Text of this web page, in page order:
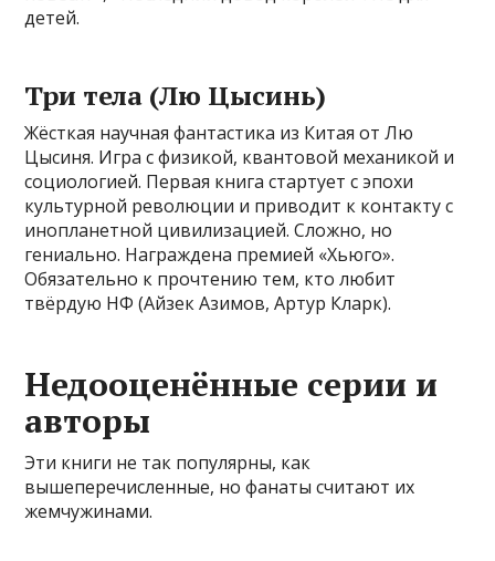
детей.
Три тела (Лю Цысинь)
Жёсткая научная фантастика из Китая от Лю
Цысиня. Игра с физикой, квантовой механикой и
социологией. Первая книга стартует с эпохи
культурной революции и приводит к контакту с
инопланетной цивилизацией. Сложно, но
гениально. Награждена премией «Хьюго».
Обязательно к прочтению тем, кто любит
твёрдую НФ (Айзек Азимов, Артур Кларк).
Недооценённые серии и
авторы
Эти книги не так популярны, как
вышеперечисленные, но фанаты считают их
жемчужинами.